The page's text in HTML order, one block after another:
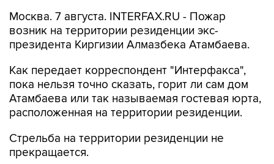
Москва. 7 августа. INTERFAX.RU - Пожар
возник на территории резиденции экс-
президента Киргизии Алмазбека Атамбаева.
Как передает корреспондент "Интерфакса",
пока нельзя точно сказать, горит ли сам дом
Атамбаева или так называемая гостевая юрта,
расположенная на территории резиденции.
Стрельба на территории резиденции не
прекращается.